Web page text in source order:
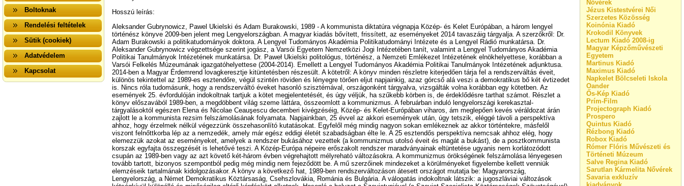
Boltoknak
Rendelési feltételek
Sütik (cookiek)
Adatvédelem
Kapcsolat
Nővérek
Jézus Kistestvérei Női
Szerzetes Közösség
Koinónia Kiadó
Krokodil Könyvek
Lectum Kiadó 2008-ig
Magyar Képzőművészeti
Egyetem
Martinus Kiadó
Maximus Kiadó
Napkelet Bölcseleti Iskola
Oander
Ős-Kép Kiadó
Prím-Film
Projectograph Kiadó
Prospero
Quintus Kiadó
Rézbong Kiadó
Robox Kiadó
Rómer Flóris Művészeti és
Történeti Múzeum
Salve Regina Kiadó
Sarutlan Kármelita Nővérek
Savaria exkluzív
Hosszú leírás:
Aleksander Gubrynowicz, Pawel Ukielski és Adam Burakowski, 1989 - A kommunista diktatúra végnapja Közép- és Kelet Európában, a három lengyel
történész könyve 2009-ben jelent meg Lengyelországban. A magyar kiadás bővített, frissített, az eseményeket 2014 tavaszáig tárgyalja. A szerzőkről: Dr.
Adam Burakowski a politikatudományok doktora. A Lengyel Tudományos Akadémia Politikatudományi Intézete és a Lengyel Rádió munkatársa. Dr.
Aleksander Gubrynowicz végzettsége szerint jogász, a Varsói Egyetem Nemzetközi Jogi Intézetében tanít, valamint a Lengyel Tudományos Akadémia
Politikai Tanulmányok Intézetének munkatársa. Dr. Paweł Ukielski politológus, történész, a Nemzeti Emlékezet Intézetének elnökhelyettese, korábban a
Varsói Felkelés Múzeumának igazgatóhelyettese (2004-2014). Emellett a Lengyel Tudományos Akadémia Politikai Tanulmányok Intézetének adjunktusa.
2014-ben a Magyar Érdemrend lovagkeresztje kitüntetésben részesült. A kötetről: A könyv minden részletre kiterjedően tárja fel a rendszerváltás éveit,
különös tekintettel az 1989-es esztendőre, végül szintén röviden és lényegre törően eljut napjainkig, azaz górcső alá veszi a demokratikus bő két évtizedet
is. Nincs róla tudomásunk, hogy a rendszerváltó éveket hasonló szisztémával, országonként tárgyalva, vizsgálták volna korábban egy kötetben. Az
események 25. évfordulóján indokoltnak tartjuk a kötet megjelentetését, és úgy véljük, ha szűkebb körben is, de érdeklődésre tarthat számot. Részlet a
könyv előszavából 1989-ben, a megdöbbent világ szeme láttára, összeomlott a kommunizmus. A februárban induló lengyelországi kerekasztal-
tárgyalásoktól egészen Elena és Nicolae Ceauşescu decemberi kivégzéséig, Közép- és Kelet-Európában viharos, ám meglepően kevés véráldozat árán
zajlott le a kommunista rezsim felszámolásának folyamata. Napjainkban, 25 évvel az akkori események után, úgy tetszik, eléggé távoli a perspektíva
ahhoz, hogy érzelmek nélkül végezzünk összehasonlító kutatásokat. Egyfelől még mindig nagyon sokan emlékeznek az akkor történtekre, másfelől
viszont felnőttkorba lép az a nemzedék, amely már egész eddigi életét szabadságban élte le. A 25 esztendős perspektíva nemcsak ahhoz elég, hogy
elemezzük azokat az eseményeket, amelyek a rendszer bukásához vezettek (a kommunizmus utolsó éveit és magát a bukást), de a posztkommunista
korszak egyfajta összegzését is lehetővé teszi. A Közép-Európa népeire erőszakolt rendszer maradványainak eltüntetése ugyanis nem korlátozódott
csupán az 1989-ben vagy az azt követő két-három évben végrehajtott mélyreható változásokra. A kommunizmus örökségének felszámolása lényegesen
tovább tartott, bizonyos szempontból pedig még mindig nem fejeződött be. A mű szerzőinek mindezeket a körülményeket figyelembe kellett venniük
elemzéseik tartalmának kidolgozásakor. A könyv a következő hat, 1989-ben rendszerváltozáson átesett országot mutatja be: Magyarország,
Lengyelország, a Német Demokratikus Köztársaság, Csehszlovákia, Románia és Bulgária. A válogatás indokoltnak látszik: a jugoszláviai változások